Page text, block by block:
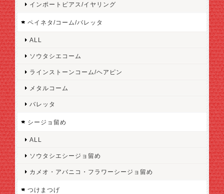
インポートピアス/イヤリング
ペイネタ/コーム/バレッタ
ALL
ソウタシエコーム
ラインストーンコーム/ヘアピン
メタルコーム
バレッタ
シージョ留め
ALL
ソウタシエシージョ留め
カメオ・アバニコ・フラワーシージョ留め
つけまつげ